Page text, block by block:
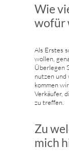
Wie
wofür
Als Erstes
wollen,
Überlegen
nutzen und
kommen
Verkäufer,
zu treffen.
Zu
mich